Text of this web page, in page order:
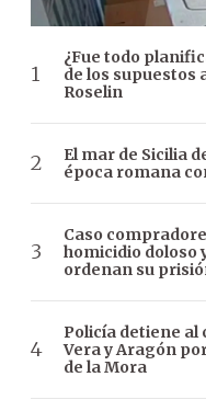
¿Fue todo
de los supuestos
Roselin
El mar de Sicilia
época romana
Caso
homicidio doloso
ordenan su
Policía detiene
Vera y Aragón
de la Mora